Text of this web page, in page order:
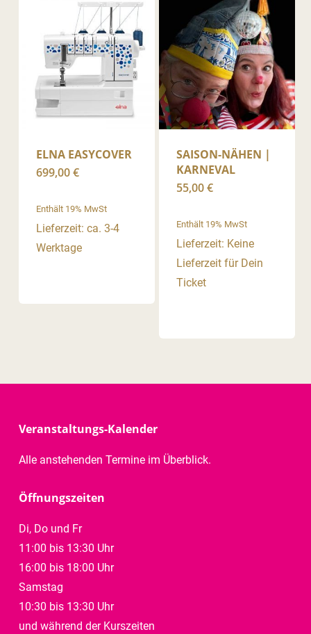
ELNA EASYCOVER
699,00€
Enthält 19% MwSt
Lieferzeit: ca. 3-4
Werktage
SAISON-NÄHEN |
KARNEVAL
55,00€
Enthält 19% MwSt
Lieferzeit: Keine
Lieferzeit für Dein
Ticket
Veranstaltungs-Kalender
Alle anstehenden Termine im Überblick.
Öffnungszeiten
Di, Do und Fr
11:00 bis 13:30 Uhr
16:00 bis 18:00 Uhr
Samstag
10:30 bis 13:30 Uhr
und während der Kurszeiten